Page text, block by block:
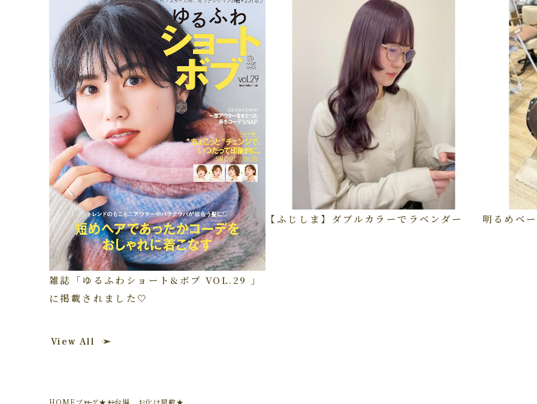
雑誌「ゆるふわショート&ボブ VOL.29 」
に掲載されました🤍
【ふじしま】ダブルカラーでラベンダー 明るめベ
View All